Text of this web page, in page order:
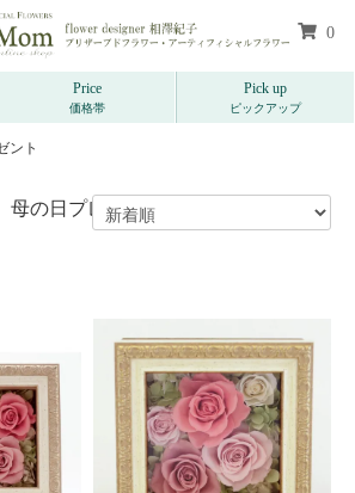
0
Price
価格帯
Pick up
ピックアップ
ント
母の日プレゼント